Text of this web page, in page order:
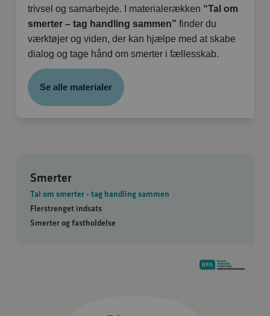
Smerter
Tal om smerter - tag handling sammen
Flerstrenget indsats
Smerter og fastholdelse
trivsel og samarbejde. I materialerækken “Tal om
smerter – tag handling sammen” finder du
værktøjer og viden, der kan hjælpe med at skabe
dialog og tage hånd om smerter i fællesskab.
Se alle materialer